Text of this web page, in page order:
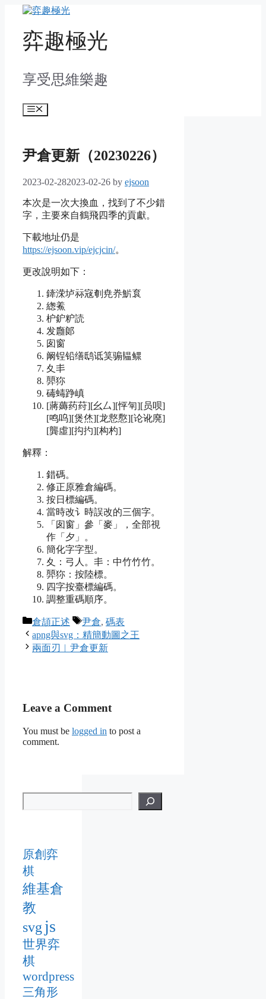
content弈趣極光
享受思維樂趣
Menu
尹倉更新（20230226）
2023-02-282023-02-26 by ejsoon
本次是一次大換血，找到了不少錯
字，主要來自鶴飛四季的貢獻。
下載地址仍是
https://ejsoon.vip/ejcjcin/。
更改說明如下：
鏲溁垆祘宼剦尭奍魸袬
緫鮺
枦鈩粐読
发廱郞
囱窗
阚锃铅缮鸱诋筽骟韫鳏
夊丯
顨狝
碡蝳踭嵮
[蔣薅药荮][幺厶][怦匉][员呗]
[鸣呜][煲烋][龙慦懯][论讹廃]
[龔虛][抅扚][构杓]
解釋：
錯碼。
修正原雅倉編碼。
按日標編碼。
當時改讠時誤改的三個字。
「囱窗」參「麥」，全部視
作「夕」。
簡化字字型。
夊：弓人。丯：中竹竹竹。
顨狝：按陸標。
四字按臺標編碼。
調整重碼順序。
Categories
倉頡正述 Tags
尹倉, 碼表
apng與svg：精簡動圖之王
兩面刃︱尹倉更新
Leave a Comment
You must be logged in to post a
comment.
原創弈
棋
維基倉
教
svg js
世界弈
棋
wordpress
三角形